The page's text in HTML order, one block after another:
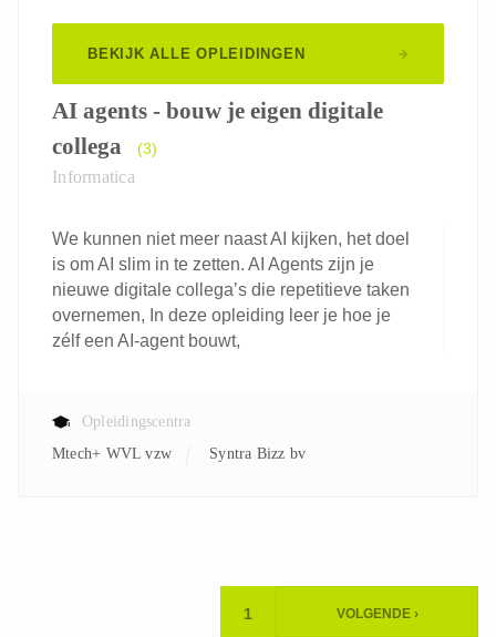
BEKIJK ALLE OPLEIDINGEN
AI agents - bouw je eigen digitale
collega
(3)
Informatica
We kunnen niet meer naast AI kijken, het doel
is om AI slim in te zetten. AI Agents zijn je
nieuwe digitale collega’s die repetitieve taken
overnemen, In deze opleiding leer je hoe je
zélf een AI-agent bouwt,
Opleidingscentra
Mtech+ WVL vzw
Syntra Bizz bv
HUIDIGE
1 VOLGENDE ›